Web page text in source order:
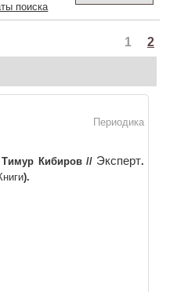
поиска
1 2
Периодика
Тимур Кибиров // Эксперт.
).